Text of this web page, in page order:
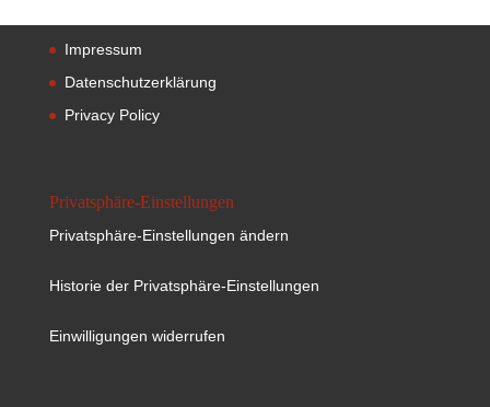
Impressum
Datenschutzerklärung
Privacy Policy
Privatsphäre-Einstellungen
Privatsphäre-Einstellungen ändern
Historie der Privatsphäre-Einstellungen
Einwilligungen widerrufen